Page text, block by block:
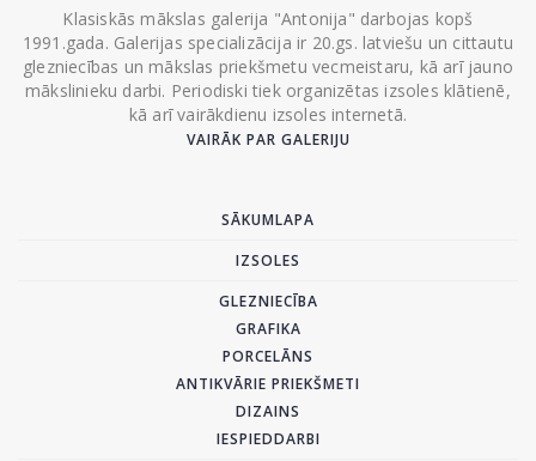
Klasiskās mākslas galerija "Antonija" darbojas kopš
1991.gada. Galerijas specializācija ir 20.gs. latviešu un cittautu
glezniecības un mākslas priekšmetu vecmeistaru, kā arī jauno
mākslinieku darbi. Periodiski tiek organizētas izsoles klātienē,
kā arī vairākdienu izsoles internetā.
VAIRĀK PAR GALERIJU
SĀKUMLAPA
IZSOLES
GLEZNIECĪBA
GRAFIKA
PORCELĀNS
ANTIKVĀRIE PRIEKŠMETI
DIZAINS
IESPIEDDARBI